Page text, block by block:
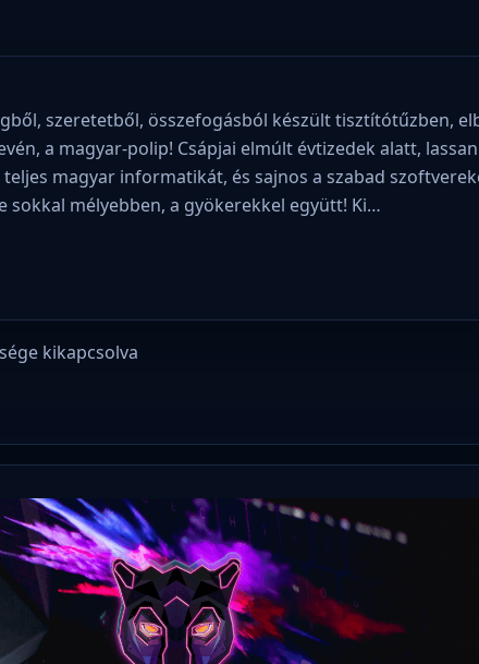
szeretetből, összefogásból készült tisztítótűzben,
a magyar-polip! Csápjai elmúlt évtizedek alatt, lassan
magyar informatikát, és sajnos a szabad
mélyebben, a gyökerekkel együtt! Ki…
kikapcsolva